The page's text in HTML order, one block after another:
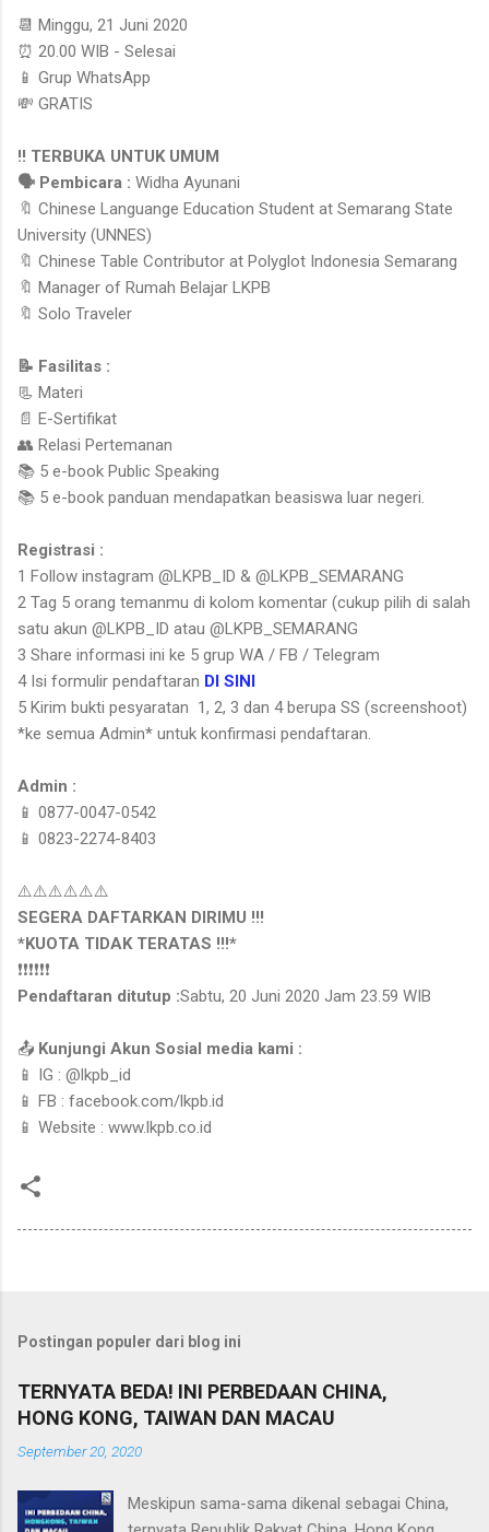
📆 Minggu, 21 Juni 2020
⏰ 20.00 WIB - Selesai
📱 Grup WhatsApp
💸 GRATIS
‼️ TERBUKA UNTUK UMUM
🗣 Pembicara : Widha Ayunani
🔖 Chinese Languange Education Student at Semarang State
University (UNNES)
🔖 Chinese Table Contributor at Polyglot Indonesia Semarang
🔖 Manager of Rumah Belajar LKPB
🔖 Solo Traveler
📝 Fasilitas :
📃 Materi
📄 E-Sertifikat
👥 Relasi Pertemanan
📚 5 e-book Public Speaking
📚 5 e-book panduan mendapatkan beasiswa luar negeri.
Registrasi :
1 Follow instagram @LKPB_ID & @LKPB_SEMARANG
2 Tag 5 orang temanmu di kolom komentar (cukup pilih di salah
satu akun @LKPB_ID atau @LKPB_SEMARANG
3 Share informasi ini ke 5 grup WA / FB / Telegram
4 Isi formulir pendaftaran DI SINI
5 Kirim bukti pesyaratan 1, 2, 3 dan 4 berupa SS (screenshoot)
*ke semua Admin* untuk konfirmasi pendaftaran.
Admin :
📱 0877-0047-0542
📱 0823-2274-8403
⚠️⚠️⚠️⚠️⚠️⚠️
SEGERA DAFTARKAN DIRIMU !!!
*KUOTA TIDAK TERATAS !!!*
❗️❗️❗️❗️❗️❗️
Pendaftaran ditutup :Sabtu, 20 Juni 2020 Jam 23.59 WIB
📤 Kunjungi Akun Sosial media kami :
📱 IG : @lkpb_id
📱 FB : facebook.com/lkpb.id
📱 Website : www.lkpb.co.id
Postingan populer dari blog ini
TERNYATA BEDA! INI PERBEDAAN CHINA,
HONG KONG, TAIWAN DAN MACAU
September 20, 2020
Meskipun sama-sama dikenal sebagai China,